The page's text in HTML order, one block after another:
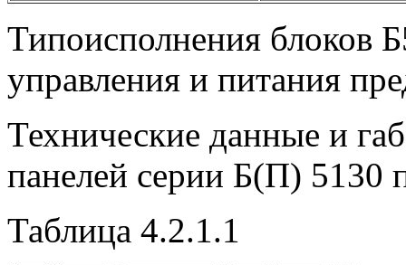
Типоисполнения блоков
управления и питания
Технические данные и
панелей серии Б(П) 5130
Таблица 4.2.1.1